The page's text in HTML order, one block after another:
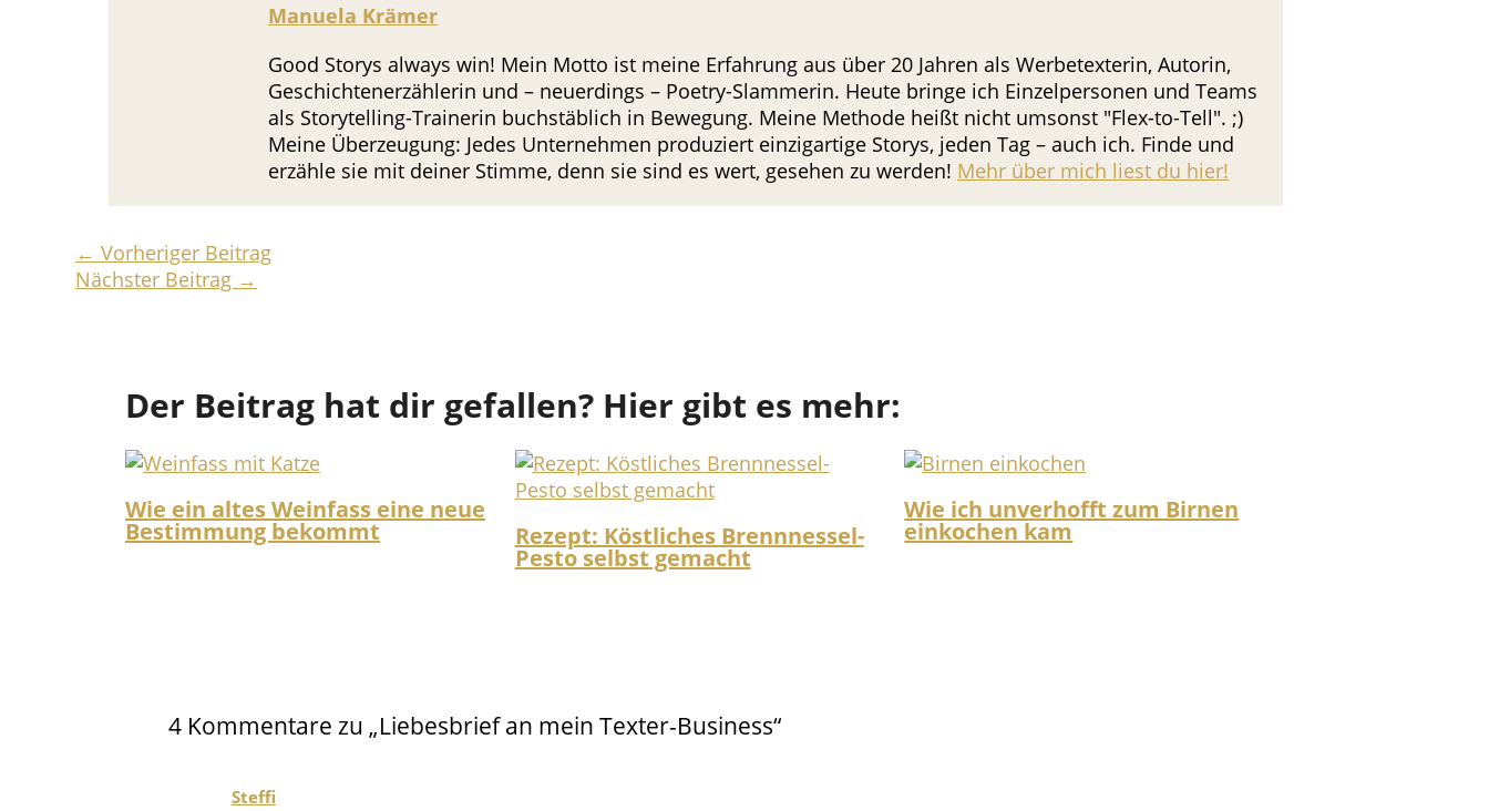
Manuela Krämer
Good Storys always win! Mein Motto ist meine Erfahrung aus über 20 Jahren als Werbetexterin, Autorin,
Geschichtenerzählerin und – neuerdings – Poetry-Slammerin. Heute bringe ich Einzelpersonen und Teams
als Storytelling-Trainerin buchstäblich in Bewegung. Meine Methode heißt nicht umsonst "Flex-to-Tell". ;)
Meine Überzeugung: Jedes Unternehmen produziert einzigartige Storys, jeden Tag – auch ich. Finde und
erzähle sie mit deiner Stimme, denn sie sind es wert, gesehen zu werden! Mehr über mich liest du hier!
← Vorheriger Beitrag
Nächster Beitrag →
Der Beitrag hat dir gefallen? Hier gibt es mehr:
Wie ein altes Weinfass eine neue
Bestimmung bekommt Rezept: Köstliches Brennnessel-
Pesto selbst gemacht
Wie ich unverhofft zum Birnen
einkochen kam
4 Kommentare zu „Liebesbrief an mein Texter-Business“
Steffi